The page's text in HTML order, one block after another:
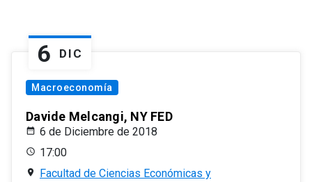
6 DIC
Macroeconomía
Davide Melcangi, NY FED
6 de Diciembre de 2018
17:00
Facultad de Ciencias Económicas y